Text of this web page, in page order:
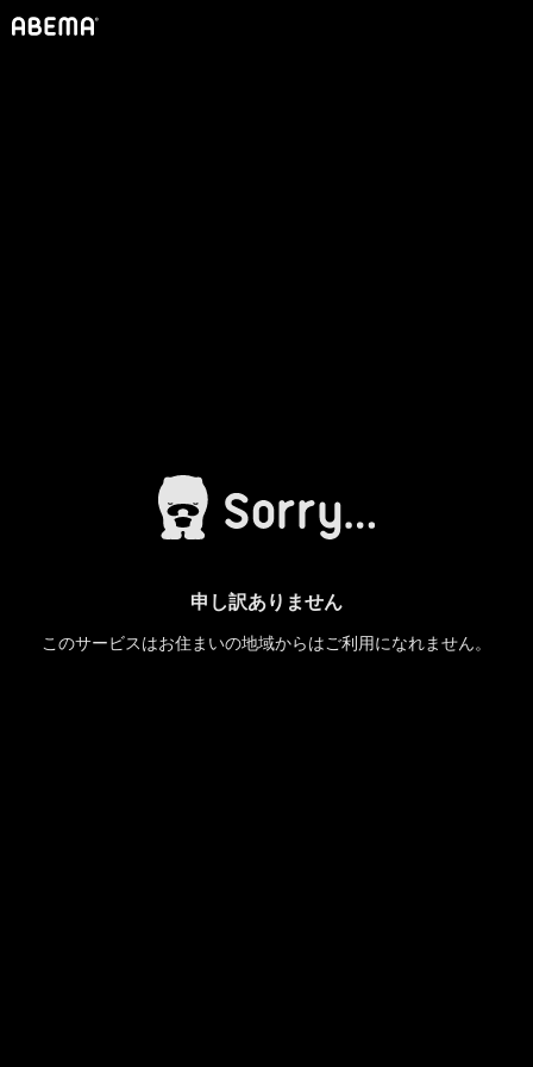
申し訳ありません
このサービスはお住まいの地域からはご利用になれません。